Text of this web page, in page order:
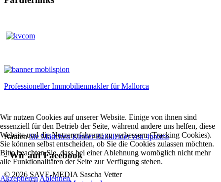
Professioneller Immobilienmakler für Mallorca
KaufenSie Mädchen Kinder Ballkleider von 4proms
- Wir auf Facebook
© 2026 SAVE-MEDIA Sascha Vetter
Wir nutzen Cookies auf unserer Website. Einige von ihnen sind
essenziell für den Betrieb der Seite, während andere uns helfen, diese
Website und die Nutzererfahrung zu verbessern (Tracking Cookies).
Sie können selbst entscheiden, ob Sie die Cookies zulassen möchten.
Bitte beachten Sie, dass bei einer Ablehnung womöglich nicht mehr
alle Funktionalitäten der Seite zur Verfügung stehen.
AkzeptierenAblehnen